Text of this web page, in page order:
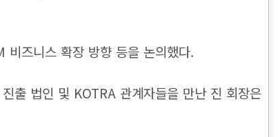
즈니스 확장 방향 등을 논의했다.
출 법인 및 KOTRA 관계자들을 만난 진 회장은